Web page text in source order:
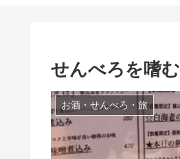
せんべろを嗜む
お酒・せんべろ・旅